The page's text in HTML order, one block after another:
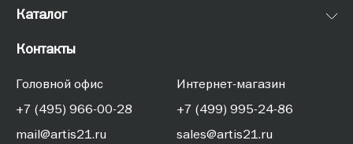
Каталог
Контакты
Головной офис
+7 (495) 966-00-28
mail@artis21.ru
Интернет-магазин
+7 (499) 995-24-86
sales@artis21.ru